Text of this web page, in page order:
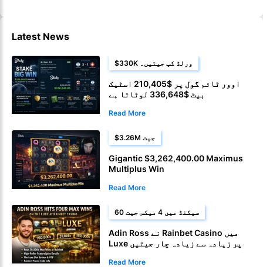
Latest News
$330K ورلڈ کپ جیتیں۔
اوور ٹائم گول پر $210,405 اسٹیک
بیٹ $336,648 لوٹاتا ہے
Read More
$3.26M جیت
Gigantic $3,262,400.00 Maximus
Multiplus Win
Read More
60 سیکنڈ میں 4 میکس جیت
Adin Ross نے Rainbet Casino میں
Luxe پر زیادہ سے زیادہ چار جیتیں
Read More